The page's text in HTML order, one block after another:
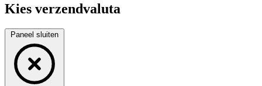
Kies verzendvaluta
Paneel sluiten